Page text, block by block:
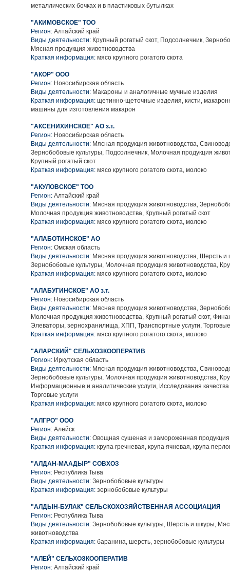
металлических бочках и в пластиковых бутылках
"АКИМОВСКОЕ" ТОО
Регион: Алтайский край
Виды деятельности: Крупный рогатый скот, Подсолнечник,
Мясная продукция животноводства
Краткая информация: мясо крупного рогатого скота
"АКОР" ООО
Регион: Новосибирская область
Виды деятельности: Макароны и аналогичные мучные изделия
Краткая информация: щетинно-щеточные изделия, кисти,
машины для изготовления макарон
"АКСЕНИХИНСКОЕ" АО з.т.
Регион: Новосибирская область
Виды деятельности: Мясная продукция животноводства,
Зернобобовые культуры, Подсолнечник, Молочная продукция
Крупный рогатый скот
Краткая информация: мясо крупного рогатого скота, молоко
"АКУЛОВСКОЕ" ТОО
Регион: Алтайский край
Виды деятельности: Мясная продукция животноводства,
Молочная продукция животноводства, Крупный рогатый скот
Краткая информация: мясо крупного рогатого скота, молоко
"АЛАБОТИНСКОЕ" АО
Регион: Омская область
Виды деятельности: Мясная продукция животноводства, Шерсть и
Зернобобовые культуры, Молочная продукция животноводства,
Краткая информация: мясо крупного рогатого скота, молоко
"АЛАБУГИНСКОЕ" АО з.т.
Регион: Новосибирская область
Виды деятельности: Мясная продукция животноводства,
Молочная продукция животноводства, Крупный рогатый скот,
Элеваторы, зернохранилища, ХПП, Транспортные услуги, Торговые
Краткая информация: мясо крупного рогатого скота, молоко
"АЛАРСКИЙ" СЕЛЬХОЗКООПЕРАТИВ
Регион: Иркутская область
Виды деятельности: Мясная продукция животноводства,
Зернобобовые культуры, Молочная продукция животноводства,
Информационные и аналитические услуги, Исследования
Торговые услуги
Краткая информация: мясо крупного рогатого скота, молоко
"АЛГРО" ООО
Регион: Алейск
Виды деятельности: Овощная сушеная и замороженная
Краткая информация: крупа гречневая, крупа ячневая, крупа
"АЛДАН-МААДЫР" СОВХОЗ
Регион: Республика Тыва
Виды деятельности: Зернобобовые культуры
Краткая информация: зернобобовые культуры
"АЛДЫН-БУЛАК" СЕЛЬСКОХОЗЯЙСТВЕННАЯ АССОЦИАЦИЯ
Регион: Республика Тыва
Виды деятельности: Зернобобовые культуры, Шерсть и шкуры,
животноводства
Краткая информация: баранина, шерсть, зернобобовые культуры
"АЛЕЙ" СЕЛЬХОЗКООПЕРАТИВ
Регион: Алтайский край